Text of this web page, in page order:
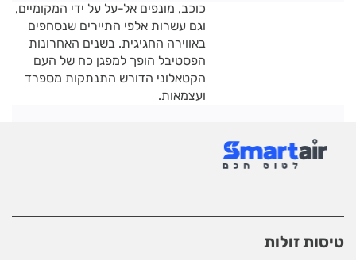
כוכב, מונפים אל-על על ידי המקומיים,
וגם עשרות אלפי התיירים שנסחפים
באווירה החגיגית. בשנים האחרונות
הפסטיבל הופך למפגן כח של העם
הקטאלוני הדורש התנתקות מספרד
ועצמאות.
טיסות זולות